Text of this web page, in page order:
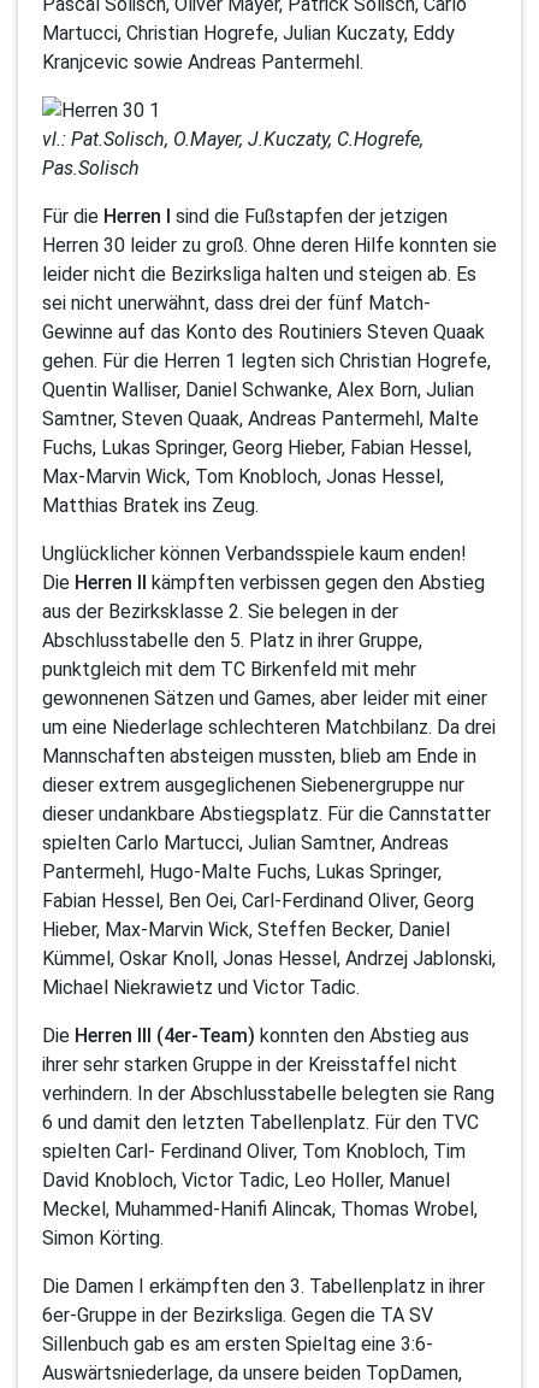
Martucci, Christian Hogrefe, Julian Kuczaty, Eddy
Kranjcevic sowie Andreas Pantermehl.
vl.: Pat.Solisch, O.Mayer, J.Kuczaty, C.Hogrefe,
Pas.Solisch
Für die Herren I sind die Fußstapfen der jetzigen
Herren 30 leider zu groß. Ohne deren Hilfe konnten sie
leider nicht die Bezirksliga halten und steigen ab. Es
sei nicht unerwähnt, dass drei der fünf Match-
Gewinne auf das Konto des Routiniers Steven Quaak
gehen. Für die Herren 1 legten sich Christian Hogrefe,
Quentin Walliser, Daniel Schwanke, Alex Born, Julian
Samtner, Steven Quaak, Andreas Pantermehl, Malte
Fuchs, Lukas Springer, Georg Hieber, Fabian Hessel,
Max-Marvin Wick, Tom Knobloch, Jonas Hessel,
Matthias Bratek ins Zeug.
Unglücklicher können Verbandsspiele kaum enden!
Die Herren II kämpften verbissen gegen den Abstieg
aus der Bezirksklasse 2. Sie belegen in der
Abschlusstabelle den 5. Platz in ihrer Gruppe,
punktgleich mit dem TC Birkenfeld mit mehr
gewonnenen Sätzen und Games, aber leider mit einer
um eine Niederlage schlechteren Matchbilanz. Da drei
Mannschaften absteigen mussten, blieb am Ende in
dieser extrem ausgeglichenen Siebenergruppe nur
dieser undankbare Abstiegsplatz. Für die Cannstatter
spielten Carlo Martucci, Julian Samtner, Andreas
Pantermehl, Hugo-Malte Fuchs, Lukas Springer,
Fabian Hessel, Ben Oei, Carl-Ferdinand Oliver, Georg
Hieber, Max-Marvin Wick, Steffen Becker, Daniel
Kümmel, Oskar Knoll, Jonas Hessel, Andrzej Jablonski,
Michael Niekrawietz und Victor Tadic.
Die Herren III (4er-Team) konnten den Abstieg aus
ihrer sehr starken Gruppe in der Kreisstaffel nicht
verhindern. In der Abschlusstabelle belegten sie Rang
6 und damit den letzten Tabellenplatz. Für den TVC
spielten Carl- Ferdinand Oliver, Tom Knobloch, Tim
David Knobloch, Victor Tadic, Leo Holler, Manuel
Meckel, Muhammed-Hanifi Alincak, Thomas Wrobel,
Simon Körting.
Die Damen I erkämpften den 3. Tabellenplatz in ihrer
6er-Gruppe in der Bezirksliga. Gegen die TA SV
Sillenbuch gab es am ersten Spieltag eine 3:6-
Auswärtsniederlage, da unsere beiden TopDamen,